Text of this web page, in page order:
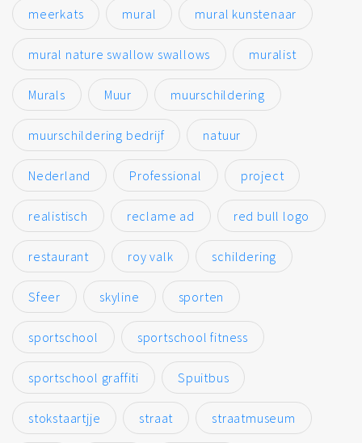
meerkats mural mural kunstenaar
mural nature swallow swallows muralist
Murals Muur muurschildering
muurschildering bedrijf natuur
Nederland Professional project
realistisch reclame ad red bull logo
restaurant roy valk schildering
Sfeer skyline sporten
sportschool sportschool fitness
sportschool graffiti Spuitbus
stokstaartjje straat straatmuseum